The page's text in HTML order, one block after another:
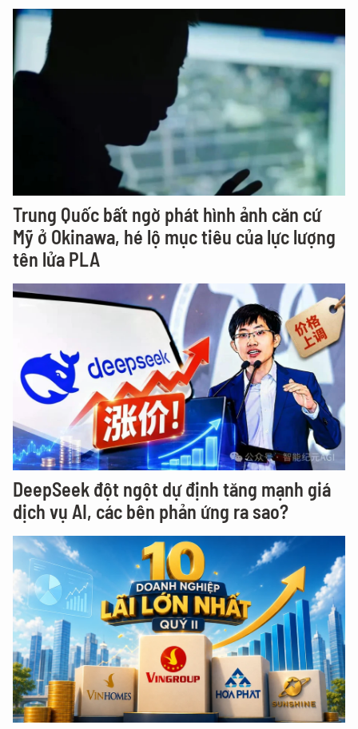
Trung Quốc bất ngờ phát hình ảnh căn cứ
Mỹ ở Okinawa, hé lộ mục tiêu của lực lượng
tên lửa PLA
DeepSeek đột ngột dự định tăng mạnh giá
dịch vụ AI, các bên phản ứng ra sao?